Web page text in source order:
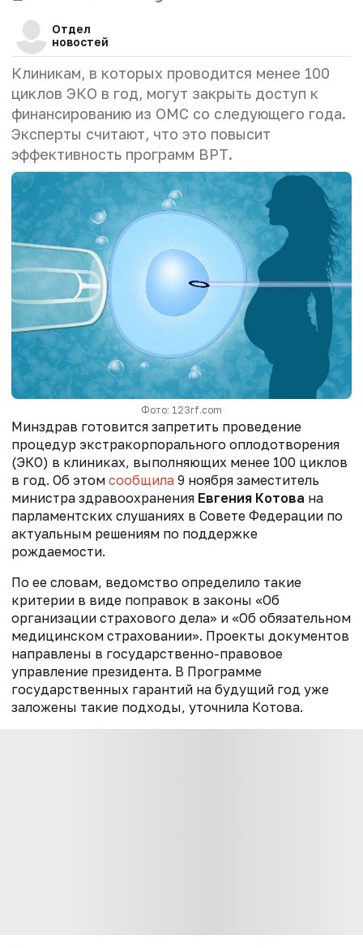
Отдел
новостей
Клиникам, в которых проводится менее 100
циклов ЭКО в год, могут закрыть доступ к
финансированию из ОМС со следующего года.
Эксперты считают, что это повысит
эффективность программ ВРТ.
Фото: 123rf.com
Минздрав готовится запретить проведение
процедур экстракорпорального оплодотворения
(ЭКО) в клиниках, выполняющих менее 100 циклов
в год. Об этом сообщила 9 ноября заместитель
министра здравоохранения Евгения Котова на
парламентских слушаниях в Совете Федерации по
актуальным решениям по поддержке
рождаемости.
По ее словам, ведомство определило такие
критерии в виде поправок в законы «Об
организации страхового дела» и «Об обязательном
медицинском страховании». Проекты документов
направлены в государственно-правовое
управление президента. В Программе
государственных гарантий на будущий год уже
заложены такие подходы, уточнила Котова.